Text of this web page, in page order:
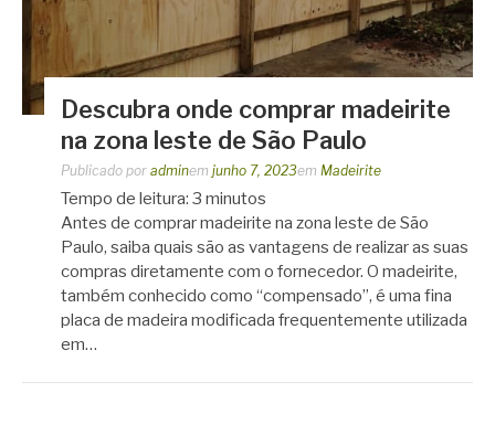
Descubra onde comprar madeirite
na zona leste de São Paulo
Publicado por adminem junho 7, 2023em Madeirite
Tempo de leitura: 3 minutos
Antes de comprar madeirite na zona leste de São
Paulo, saiba quais são as vantagens de realizar as suas
compras diretamente com o fornecedor. O madeirite,
também conhecido como “compensado”, é uma fina
placa de madeira modificada frequentemente utilizada
em…